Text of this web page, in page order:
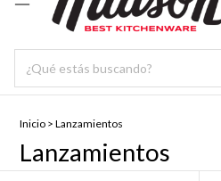
Inicio > Lanzamientos
Lanzamientos